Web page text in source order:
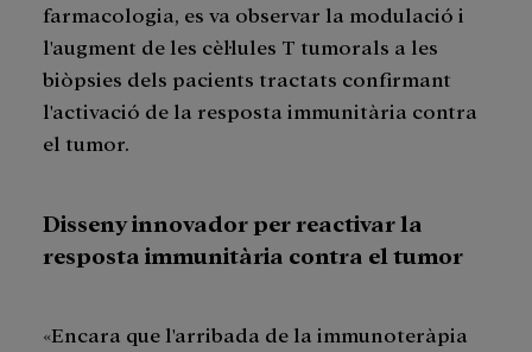
farmacologia, es va observar la modulació i
l'augment de les cèl·lules T tumorals a les
biòpsies dels pacients tractats confirmant
l'activació de la resposta immunitària contra
el tumor.
Disseny innovador per reactivar la
resposta immunitària contra el tumor
«Encara que l'arribada de la immunoteràpia